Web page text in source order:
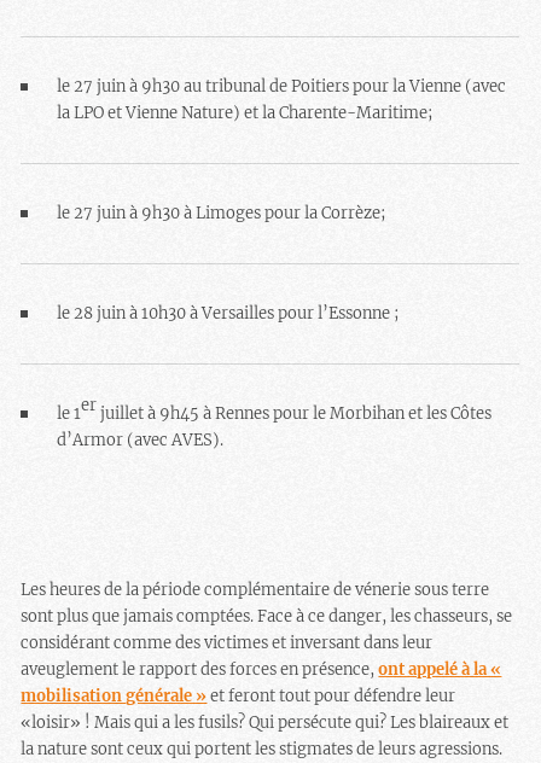
le 27 juin à 9h30 au tribunal de Poitiers pour la Vienne (avec
la LPO et Vienne Nature) et la Charente-Maritime;
le 27 juin à 9h30 à Limoges pour la Corrèze;
le 28 juin à 10h30 à Versailles pour l’Essonne ;
le 1erjuillet à 9h45 à Rennes pour le Morbihan et les Côtes
d’Armor (avec AVES).
Les heures de la période complémentaire de vénerie sous terre
sont plus que jamais comptées. Face à ce danger, les chasseurs, se
considérant comme des victimes et inversant dans leur
aveuglement le rapport des forces en présence,ont appelé à la «
mobilisation générale »et feront tout pour défendre leur
«loisir» ! Mais qui a les fusils? Qui persécute qui? Les blaireaux et
la nature sont ceux qui portent les stigmates de leurs agressions.